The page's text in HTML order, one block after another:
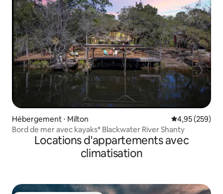
Hébergement ⋅ Milton Évaluation
4,95 (259)
Bord de mer avec kayaks* Blackwater River Shanty
Locations d'appartements avec
climatisation